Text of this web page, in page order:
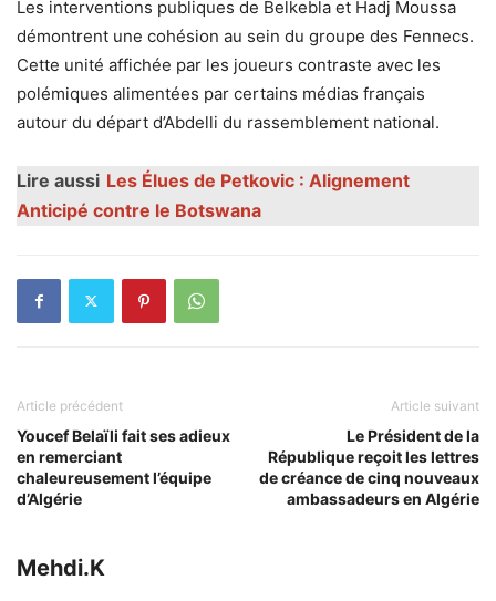
Les interventions publiques de Belkebla et Hadj Moussa
démontrent une cohésion au sein du groupe des Fennecs.
Cette unité affichée par les joueurs contraste avec les
polémiques alimentées par certains médias français
autour du départ d’Abdelli du rassemblement national.
Lire aussi Les Élues de Petkovic : Alignement
Anticipé contre le Botswana
Article précédent
Youcef Belaïli fait ses adieux
en remerciant
chaleureusement l’équipe
d’Algérie
Article suivant
Le Président de la
République reçoit les lettres
de créance de cinq nouveaux
ambassadeurs en Algérie
Mehdi.K